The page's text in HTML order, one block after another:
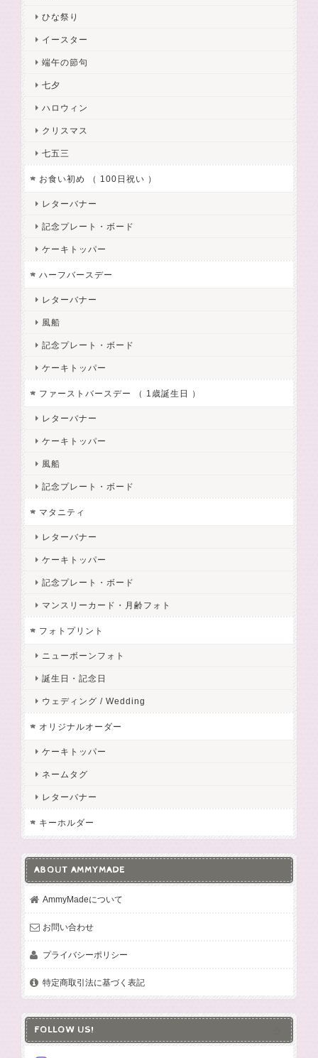
ひな祭り
イースター
端午の節句
七夕
ハロウィン
クリスマス
七五三
お食い初め （ 100日祝い ）
レターバナー
記念プレート・ボード
ケーキトッパー
ハーフバースデー
レターバナー
風船
記念プレート・ボード
ケーキトッパー
ファーストバースデー （ 1歳誕生日 ）
レターバナー
ケーキトッパー
風船
記念プレート・ボード
マタニティ
レターバナー
ケーキトッパー
記念プレート・ボード
マンスリーカード・月齢フォト
フォトプリント
ニューボーンフォト
誕生日・記念日
ウェディング / Wedding
オリジナルオーダー
ケーキトッパー
ネームタグ
レターバナー
キーホルダー
ABOUT AMMYMADE
AmmyMadeについて
お問い合わせ
プライバシーポリシー
特定商取引法に基づく表記
FOLLOW US!